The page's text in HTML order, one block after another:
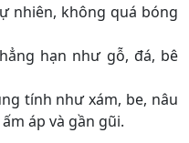
nhiên, không quá bóng
hạn như gỗ, đá, bê
tính như xám, be, nâu
áp và gần gũi.